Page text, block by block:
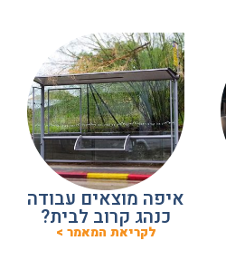
איפה מוצאים עבודה
כנהג קרוב לבית?
לקריאת המאמר >